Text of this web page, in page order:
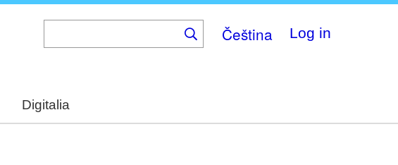
Čeština Log in
Digitalia